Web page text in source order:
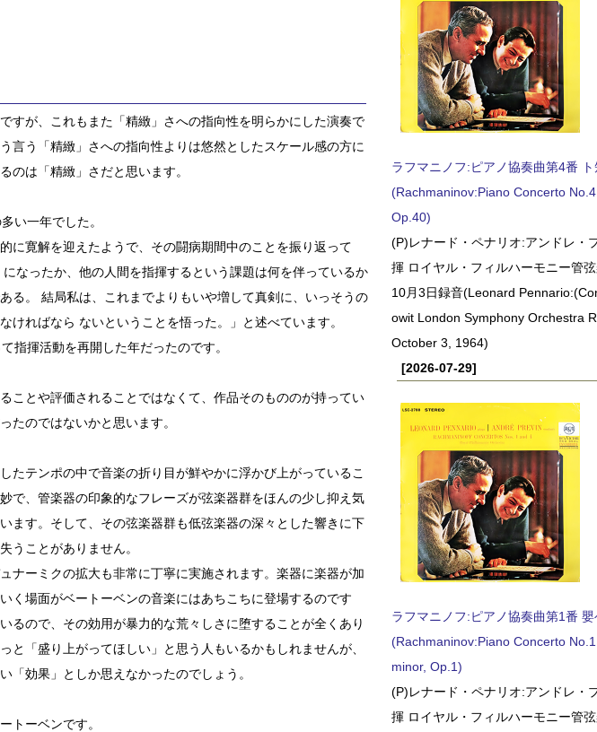
すが、これもまた「精緻」さへの指向性を明らかにした演奏で
言う「精緻」さへの指向性よりは悠然としたスケール感の方に
のは「精緻」さだと思います。
い一年でした。
に寛解を迎えたようで、その闘病期間中のことを振り返って
なったか、他の人間を指揮するという課題は何を伴っているか
る。 結局私は、これまでよりもいや増して真剣に、いっそうの
ければなら ないということを悟った。」と述べています。
指揮活動を再開した年だったのです。
ことや評価されることではなくて、作品そのもののが持ってい
たのではないかと思います。
たテンポの中で音楽の折り目が鮮やかに浮かび上がっているこ
で、管楽器の印象的なフレーズが弦楽器群をほんの少し抑え気
ます。そして、その弦楽器群も低弦楽器の深々とした響きに下
うことがありません。
ナーミクの拡大も非常に丁寧に実施されます。楽器に楽器が加
く場面がベートーベンの音楽にはあちこちに登場するのです
るので、その効用が暴力的な荒々しさに堕することが全くあり
と「盛り上がってほしい」と思う人もいるかもしれませんが、
「効果」としか思えなかったのでしょう。
トーベンです。
ラフマニノフ:ピアノ協奏曲第4番
(Rachmaninov:Piano Concerto
Op.40)
(P)レナード・ペナリオ:アンドレ・
揮 ロイヤル・フィルハーモニー管
10月3日録音(Leonard
owit London Symphony Orchestra
October 3, 1964)
[2026-07-29]
ラフマニノフ:ピアノ協奏曲第1番
(Rachmaninov:Piano Concerto
minor, Op.1)
(P)レナード・ペナリオ:アンドレ・
揮 ロイヤル・フィルハーモニー管